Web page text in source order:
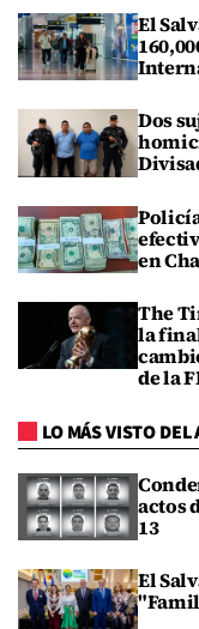
El
Dos
en
The
la
de la
LO MÁS VISTO DEL
actos
13
El